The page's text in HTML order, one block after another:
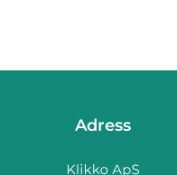
Adress